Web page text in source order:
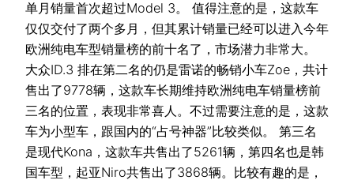
单月销量首次超过Model 3。 值得注意的是，这款车
仅仅交付了两个多月，但其累计销量已经可以进入今年
欧洲纯电车型销量榜的前十名了，市场潜力非常大。
大众ID.3 排在第二名的仍是雷诺的畅销小车Zoe，共计
售出了9778辆，这款车长期维持欧洲纯电车销量榜前
三名的位置，表现非常喜人。不过需要注意的是，这款
车为小型车，跟国内的“占号神器”比较类似。 第三名
是现代Kona，这款车共售出了5261辆，第四名也是韩
国车型，起亚Niro共售出了3868辆。比较有趣的是，